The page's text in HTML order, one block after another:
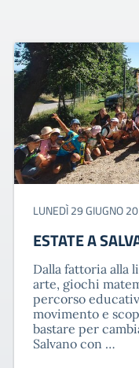
LUNEDÌ 29 GIUGNO
ESTATE A
Dalla fattoria alla
arte, giochi
percorso
movimento e
bastare per
Salvano con …